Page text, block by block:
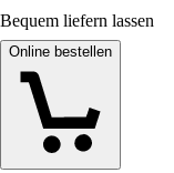
Bequem liefern lassen
Online bestellen